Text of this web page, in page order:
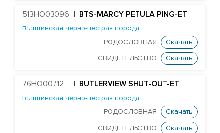
Farnear Mega-Man 119-ET
Farnear-Tr Mega-Show-TW
Джерсейская порода
Монбельярдская порода
Скандинавская-красная порода
513HO03096 | BTS-MARCY PETULA PING-ET
Голштинская черно-пестрая порода
РОДОСЛОВНАЯ
Скачать
СВИДЕТЕЛЬСТВО Скачать
76HO00712 | BUTLERVIEW SHUT-OUT-ET
Голштинская черно-пестрая порода
РОДОСЛОВНАЯ
Скачать
СВИДЕТЕЛЬСТВО Скачать